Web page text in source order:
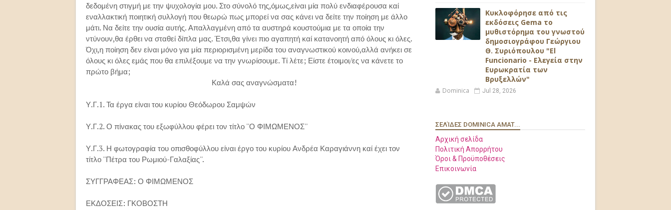
δεδομένη στιγμή με την ψυχολογία μου. Στο σύνολό της,όμως,είναι μία πολύ ενδιαφέρουσα καί
εναλλακτική ποιητική συλλογή που θεωρώ πως μπορεί να σας κάνει να δείτε την ποίηση με άλλο
μάτι. Να δείτε την ουσία αυτής. Απαλλαγμένη από τα αυστηρά κουστούμια με τα οποία την
ντύνουν,θα έρθει να σταθεί δίπλα μας. Έτσι,θα γίνει πιο αγαπητή καί κατανοητή από όλους κι όλες.
Όχι,η ποίηση δεν είναι μόνο για μία περιορισμένη μερίδα του αναγνωστικού κοινού,αλλά ανήκει σε
όλους κι όλες εμάς που θα επιλέξουμε να την γνωρίσουμε. Τί λέτε; Είστε έτοιμοι/ες να κάνετε το
πρώτο βήμα;
Καλά σας αναγνώσματα!
Υ.Γ.1. Τα έργα είναι του κυρίου Θεόδωρου Σαμψών
Υ.Γ.2. Ο πίνακας του εξωφύλλου φέρει τον τίτλο ''Ο ΦΙΜΩΜΕΝΟΣ''
Υ.Γ.3. Η φωτογραφία του οπισθοφύλλου είναι έργο του κυρίου Ανδρέα Καραγιάννη καί έχει τον
τίτλο ''Πέτρα του Ρωμιού-Γαλαξίας''.
ΣΥΓΓΡΑΦΕΑΣ: Ο ΦΙΜΩΜΕΝΟΣ
ΕΚΔΟΣΕΙΣ: ΓΚΟΒΟΣΤΗ
Κυκλοφόρησε από τις
εκδόσεις Gema το
μυθιστόρημα του γνωστού
δημοσιογράφου Γεώργιου
Θ. Συριόπουλου "El
Funcionario - Ελεγεία στην
Ευρωκρατία των
Βρυξελλών"
Dominica Jul 28, 2026
ΣΕΛΊΔΕΣ DOMINICA AMAT...
Αρχική σελίδα
Πολιτική Απορρήτου
Όροι & Προϋποθέσεις
Επικοινωνία